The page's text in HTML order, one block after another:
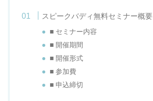
スピークバディ無料セミナー概要
■ セミナー内容
■ 開催期間
■ 開催形式
■ 参加費
■ 申込締切